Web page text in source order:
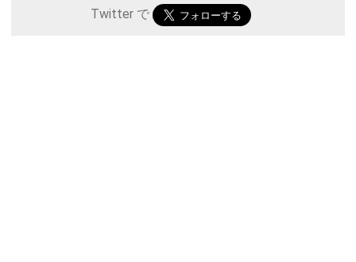
Twitter で